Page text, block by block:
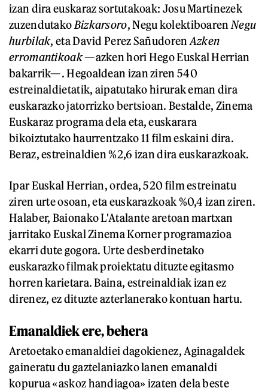
izan dira euskaraz sortutakoak: Josu Martinezek
zuzendutako Bizkarsoro, Negu kolektiboaren Negu
hurbilak, eta David Perez Sañudoren Azken
erromantikoak—azken hori Hego Euskal Herrian
bakarrik—. Hegoaldean izan ziren 540
estreinaldietatik, aipatutako hirurak eman dira
euskarazko jatorrizko bertsioan. Bestalde, Zinema
Euskaraz programa dela eta, euskarara
bikoiztutako haurrentzako 11 film eskaini dira.
Beraz, estreinaldien %2,6 izan dira euskarazkoak.
Ipar Euskal Herrian, ordea, 520 film estreinatu
ziren urte osoan, eta euskarazkoak %0,4 izan ziren.
Halaber, Baionako L'Atalante aretoan martxan
jarritako Euskal Zinema Korner programazioa
ekarri dute gogora. Urte desberdinetako
euskarazko filmak proiektatu dituzte egitasmo
horren karietara. Baina, estreinaldiak izan ez
direnez, ez dituzte azterlanerako kontuan hartu.
Emanaldiek ere, behera
Aretoetako emanaldiei dagokienez, Aginagaldek
gaineratu du gaztelaniazko lanen emanaldi
kopurua «askoz handiagoa» izaten dela beste